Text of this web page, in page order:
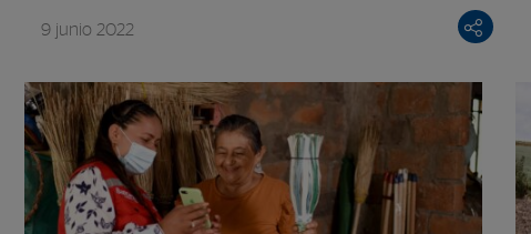
9 junio 2022